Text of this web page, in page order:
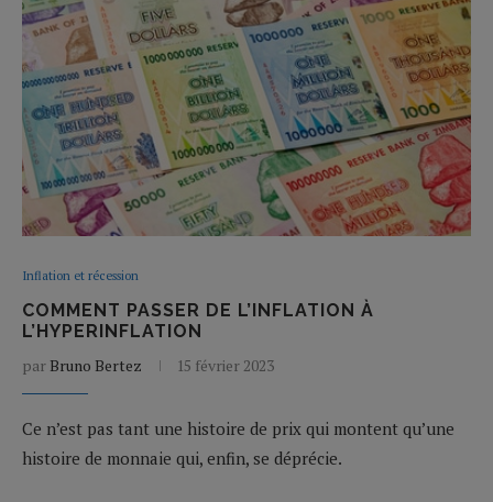
Inflation et récession
COMMENT PASSER DE L’INFLATION À
L’HYPERINFLATION
par Bruno Bertez 15 février 2023
Ce n’est pas tant une histoire de prix qui montent qu’une
histoire de monnaie qui, enfin, se déprécie.